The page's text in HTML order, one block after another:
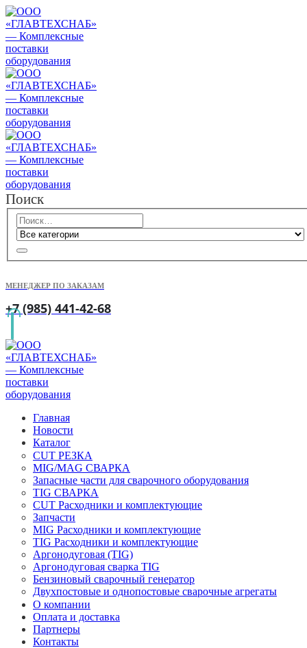
Поиск
МЕНЕДЖЕР ПО ЗАКАЗАМ
+7 (985) 441-42-68
Главная
Новости
Каталог
CUT РЕЗКА
MIG/MAG СВАРКА
Запасные части для сварочного оборудования
TIG СВАРКА
CUT Расходники и комплектующие
Запчасти
MIG Расходники и комплектующие
TIG Расходники и комплектующие
Аргонодуговая (TIG)
Аргонодуговая сварка TIG
Бензиновый сварочный генератор
Двухпостовые и однопостовые сварочные агрегаты
О компании
Оплата и доставка
Партнеры
Контакты